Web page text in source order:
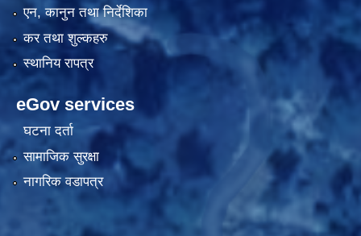
एन, कानुन तथा निर्देशिका
कर तथा शुल्कहरु
स्थानिय रापत्र
eGov services
घटना दर्ता
सामाजिक सुरक्षा
नागरिक वडापत्र